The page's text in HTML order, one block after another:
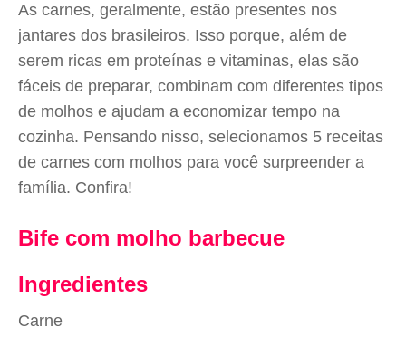
As carnes, geralmente, estão presentes nos
jantares dos brasileiros. Isso porque, além de
serem ricas em proteínas e vitaminas, elas são
fáceis de preparar, combinam com diferentes tipos
de molhos e ajudam a economizar tempo na
cozinha. Pensando nisso, selecionamos 5 receitas
de carnes com molhos para você surpreender a
família. Confira!
Bife com molho barbecue
Ingredientes
Carne